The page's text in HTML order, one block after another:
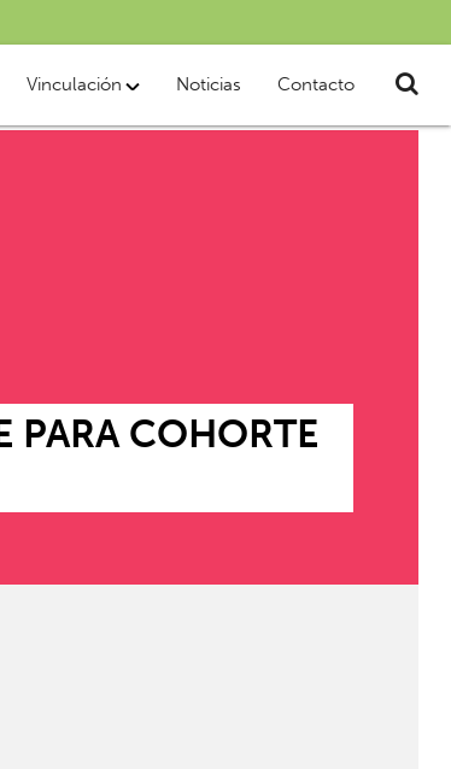
Vinculación Noticias Contacto
PARA COHORTE